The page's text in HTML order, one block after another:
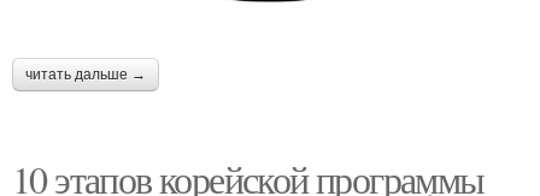
читать дальше →
10 этапов корейской программы